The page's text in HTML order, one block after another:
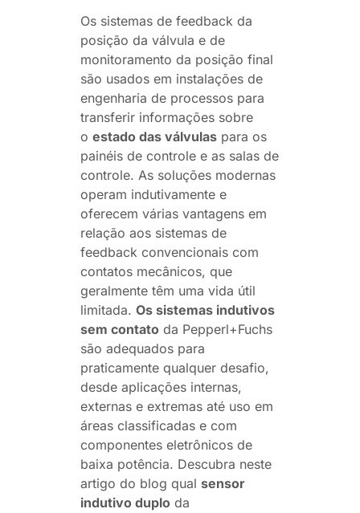
Os sistemas de feedback da
posição da válvula e de
monitoramento da posição final
são usados em instalações de
engenharia de processos para
transferir informações sobre
o estado das válvulas para os
painéis de controle e as salas de
controle. As soluções modernas
operam indutivamente e
oferecem várias vantagens em
relação aos sistemas de
feedback convencionais com
contatos mecânicos, que
geralmente têm uma vida útil
limitada. Os sistemas indutivos
sem contato da Pepperl+Fuchs
são adequados para
praticamente qualquer desafio,
desde aplicações internas,
externas e extremas até uso em
áreas classificadas e com
componentes eletrônicos de
baixa potência. Descubra neste
artigo do blog qual sensor
indutivo duplo da